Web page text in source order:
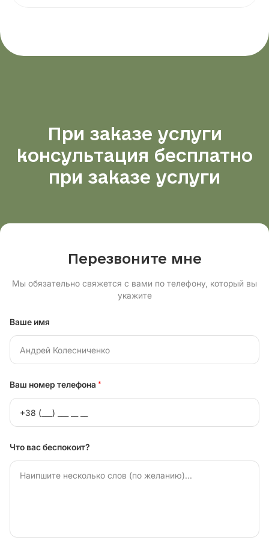
При заказе услуги
консультация бесплатно
при заказе услуги
Перезвоните мне
Мы обязательно свяжется с вами по телефону, который вы
укажите
Ваше имя
Ваш номер телефона *
Что вас беспокоит?